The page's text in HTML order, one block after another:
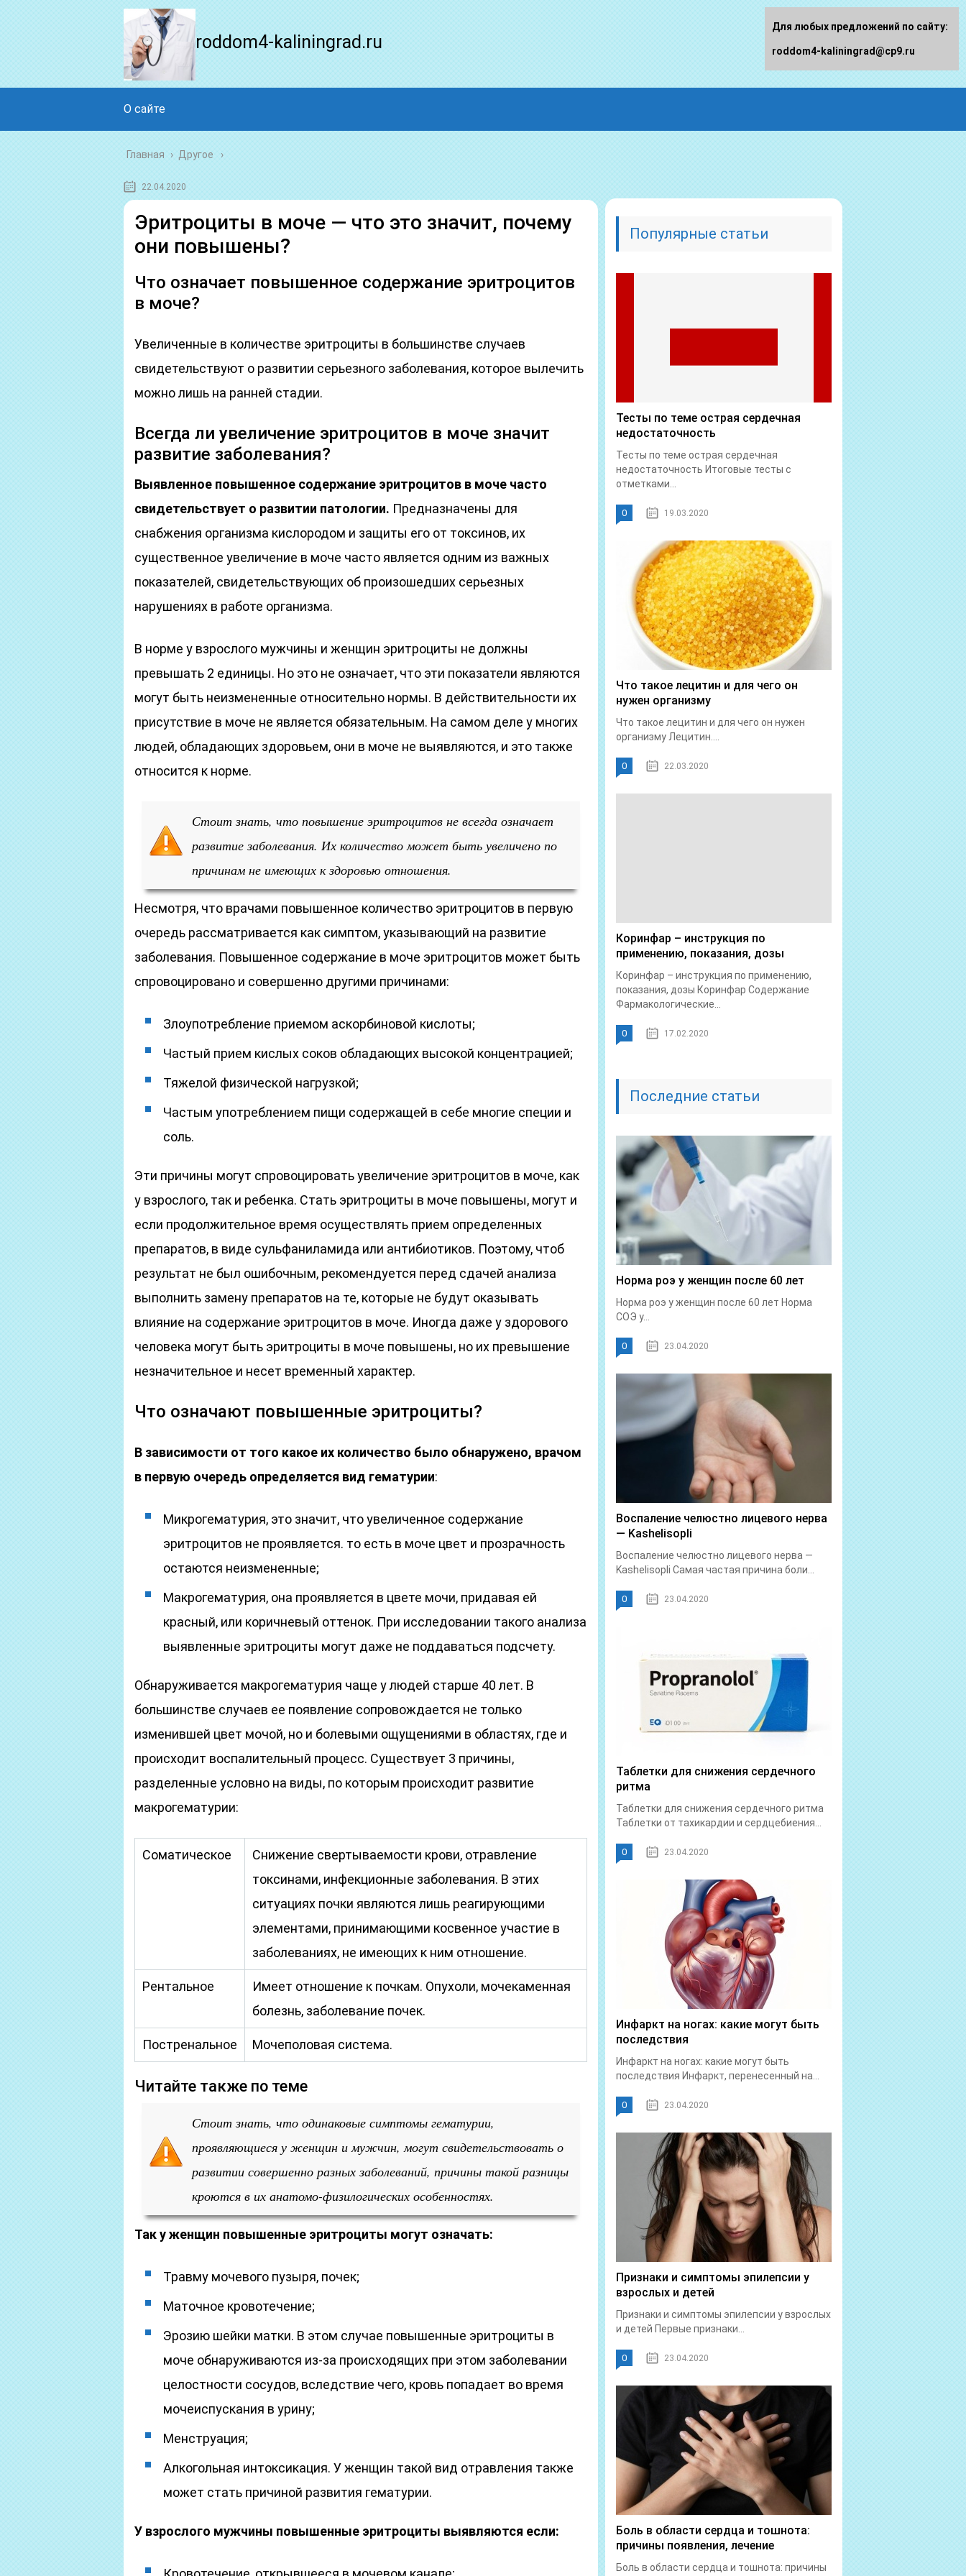
roddom4-kaliningrad.ru
О сайте
Главная › Другое
22.04.2020
Эритроциты в моче — что это значит, почему
они повышены?
Что означает повышенное содержание эритроцитов
в моче?
Увеличенные в количестве эритроциты в большинстве случаев
свидетельствуют о развитии серьезного заболевания, которое вылечить
можно лишь на ранней стадии.
Всегда ли увеличение эритроцитов в моче значит
развитие заболевания?
Выявленное повышенное содержание эритроцитов в моче часто
свидетельствует о развитии патологии. Предназначены для
снабжения организма кислородом и защиты его от токсинов, их
существенное увеличение в моче часто является одним из важных
показателей, свидетельствующих об произошедших серьезных
нарушениях в работе организма.
В норме у взрослого мужчины и женщин эритроциты не должны
превышать 2 единицы. Но это не означает, что эти показатели являются
могут быть неизмененные относительно нормы. В действительности их
присутствие в моче не является обязательным. На самом деле у многих
людей, обладающих здоровьем, они в моче не выявляются, и это также
относится к норме.
Стоит знать, что повышение эритроцитов не всегда означает
развитие заболевания. Их количество может быть увеличено по
причинам не имеющих к здоровью отношения.
Несмотря, что врачами повышенное количество эритроцитов в первую
очередь рассматривается как симптом, указывающий на развитие
заболевания. Повышенное содержание в моче эритроцитов может быть
спровоцировано и совершенно другими причинами:
Злоупотребление приемом аскорбиновой кислоты;
Частый прием кислых соков обладающих высокой концентрацией;
Тяжелой физической нагрузкой;
Частым употреблением пищи содержащей в себе многие специи и
соль.
Эти причины могут спровоцировать увеличение эритроцитов в моче, как
у взрослого, так и ребенка. Стать эритроциты в моче повышены, могут и
если продолжительное время осуществлять прием определенных
препаратов, в виде сульфаниламида или антибиотиков. Поэтому, чтоб
результат не был ошибочным, рекомендуется перед сдачей анализа
выполнить замену препаратов на те, которые не будут оказывать
влияние на содержание эритроцитов в моче. Иногда даже у здорового
человека могут быть эритроциты в моче повышены, но их превышение
незначительное и несет временный характер.
Что означают повышенные эритроциты?
В зависимости от того какое их количество было обнаружено, врачом
в первую очередь определяется вид гематурии:
Микрогематурия, это значит, что увеличенное содержание
эритроцитов не проявляется. то есть в моче цвет и прозрачность
остаются неизмененные;
Макрогематурия, она проявляется в цвете мочи, придавая ей
красный, или коричневый оттенок. При исследовании такого анализа
выявленные эритроциты могут даже не поддаваться подсчету.
Обнаруживается макрогематурия чаще у людей старше 40 лет. В
большинстве случаев ее появление сопровождается не только
изменившей цвет мочой, но и болевыми ощущениями в областях, где и
происходит воспалительный процесс. Существует 3 причины,
разделенные условно на виды, по которым происходит развитие
макрогематурии:
Соматическое
Снижение свертываемости крови, отравление
токсинами, инфекционные заболевания. В этих
ситуациях почки являются лишь реагирующими
элементами, принимающими косвенное участие в
заболеваниях, не имеющих к ним отношение.
Рентальное
Имеет отношение к почкам. Опухоли, мочекаменная
болезнь, заболевание почек.
Постренальное Мочеполовая система.
Читайте также по теме
Стоит знать, что одинаковые симптомы гематурии,
проявляющиеся у женщин и мужчин, могут свидетельствовать о
развитии совершенно разных заболеваний, причины такой разницы
кроются в их анатомо-физилогических особенностях.
Так у женщин повышенные эритроциты могут означать:
Травму мочевого пузыря, почек;
Маточное кровотечение;
Эрозию шейки матки. В этом случае повышенные эритроциты в
моче обнаруживаются из-за происходящих при этом заболевании
целостности сосудов, вследствие чего, кровь попадает во время
мочеиспускания в урину;
Менструация;
Алкогольная интоксикация. У женщин такой вид отравления также
может стать причиной развития гематурии.
У взрослого мужчины повышенные эритроциты выявляются если:
Популярные статьи
Тесты по теме острая сердечная
недостаточность
Тесты по теме острая сердечная
недостаточность Итоговые тесты с
отметками...
0 19.03.2020
Что такое лецитин и для чего он
нужен организму
Что такое лецитин и для чего он нужен
организму Лецитин....
0 22.03.2020
Коринфар – инструкция по
применению, показания, дозы
Коринфар – инструкция по применению,
показания, дозы Коринфар Содержание
Фармакологические...
0 17.02.2020
Последние статьи
Норма роэ у женщин после 60 лет
Норма роэ у женщин после 60 лет Норма
СОЭ у...
0 23.04.2020
Воспаление челюстно лицевого нерва
— Kashelisopli
Воспаление челюстно лицевого нерва —
Kashelisopli Самая частая причина боли...
0 23.04.2020
Таблетки для снижения сердечного
ритма
Таблетки для снижения сердечного ритма
Таблетки от тахикардии и сердцебиения...
0 23.04.2020
Инфаркт на ногах: какие могут быть
последствия
Инфаркт на ногах: какие могут быть
последствия Инфаркт, перенесенный на...
0 23.04.2020
Признаки и симптомы эпилепсии у
взрослых и детей
Признаки и симптомы эпилепсии у взрослых
и детей Первые признаки...
0 23.04.2020
Боль в области сердца и тошнота:
причины появления, лечение
Боль в области сердца и тошнота: причины
Для любых предложений по сайту:
roddom4-kaliningrad@cp9.ru